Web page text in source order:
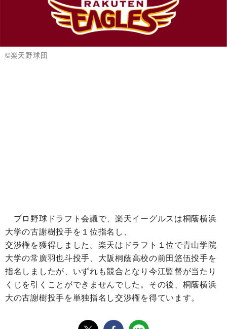
©楽天野球団
プロ野球ドラフト会議で、楽天イーグルスは桐蔭横浜
大学の古謝樹投手を１位指名し、
交渉権を獲得しました。楽天はドラフト１位で青山学院
大学の常廣羽也斗投手、大阪桐蔭高校の前田悠伍投手を
指名しましたが、いずれも競合となり今江監督が当たり
くじを引くことができませんでした。その後、桐蔭横浜
大の古謝樹投手を単独指名し交渉権を得ています。